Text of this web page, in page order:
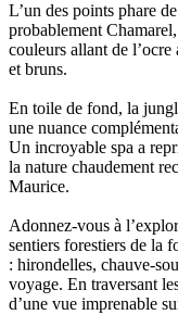
L’un des points phare
probablement
couleurs allant de
et bruns.
En toile de fond, la
une nuance
Un incroyable spa a
la nature chaudement
Maurice.
Adonnez-vous à
sentiers forestiers de la
: hirondelles, chauve-
voyage. En traversant
d’une vue imprenable